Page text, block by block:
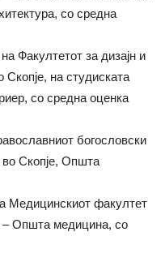
со средна
Факултетот за дизајн и
на студиската
со средна оценка
богословски
Скопје, Општа
Медицинскиот факултет
– Општа медицина, со